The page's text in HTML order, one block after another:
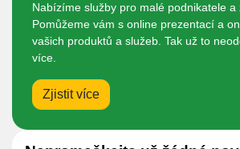
Nabízíme služby pro malé podnikatele a
Pomůžeme vám s online prezentací a
vašich produktů a služeb. Tak už to
více.
Zjistit více